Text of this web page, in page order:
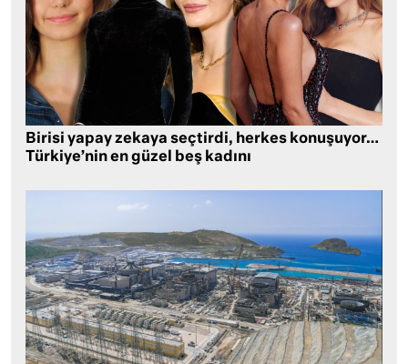
Birisi yapay zekaya seçtirdi, herkes konuşuyor…
Türkiye’nin en güzel beş kadını